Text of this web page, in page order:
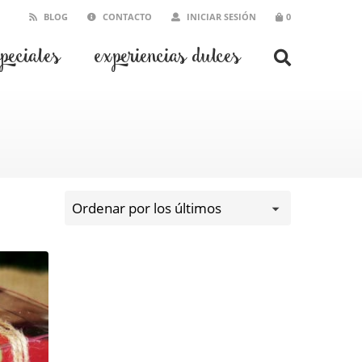
BLOG CONTACTO INICIAR SESIÓN 0
experiencias dulces